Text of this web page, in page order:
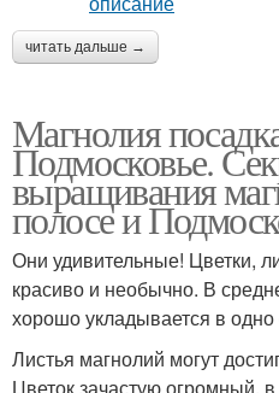
читать дальше →
Магнолия
Подмосковье.
выращивания
полосе и
Они удивительные! Цветки,
красиво и необычно. В
хорошо укладывается в одно
Листья магнолий могут